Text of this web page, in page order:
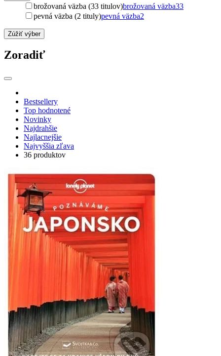
brožovaná väzba (33 titulov)brožovaná väzba33
pevná väzba (2 tituly)pevná väzba2
Zúžiť výber
Zoradiť
Bestsellery
Top hodnotené
Novinky
Najdrahšie
Najlacnejšie
Najvyššia zľava
36 produktov